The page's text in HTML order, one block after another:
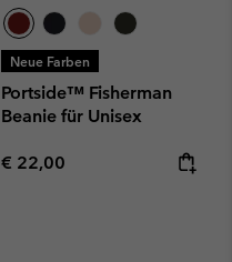
Neue Farben
Portside™ Fisherman
Beanie für Unisex
Regular price:
€ 22,00